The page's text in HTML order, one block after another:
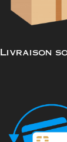
Livraison